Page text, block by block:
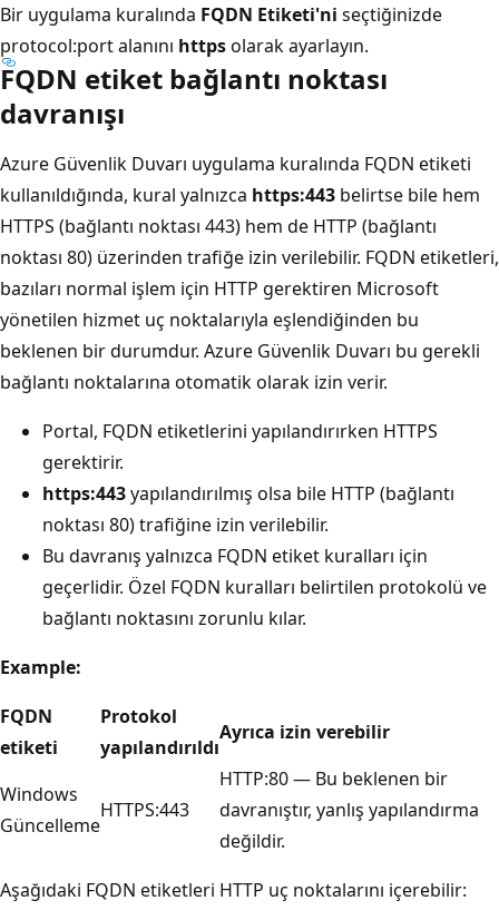
Bir uygulama kuralında FQDN Etiketi'ni seçtiğinizde
protocol:port alanını httpsolarak ayarlayın.
FQDN etiket bağlantı noktası
davranışı
Azure Güvenlik Duvarı uygulama kuralında FQDN etiketi
kullanıldığında, kural yalnızca https:443 belirtse bile hem
HTTPS (bağlantı noktası 443) hem de HTTP (bağlantı
noktası 80) üzerinden trafiğe izin verilebilir. FQDN etiketleri,
bazıları normal işlem için HTTP gerektiren Microsoft
yönetilen hizmet uç noktalarıyla eşlendiğinden bu
beklenen bir durumdur. Azure Güvenlik Duvarı bu gerekli
bağlantı noktalarına otomatik olarak izin verir.
Portal, FQDN etiketlerini yapılandırırken HTTPS
gerektirir.
https:443yapılandırılmış olsa bile HTTP (bağlantı
noktası 80) trafiğine izin verilebilir.
Bu davranış yalnızca FQDN etiket kuralları için
geçerlidir. Özel FQDN kuralları belirtilen protokolü ve
bağlantı noktasını zorunlu kılar.
Example:
FQDN
etiketi
Protokol
yapılandırıldı
Ayrıca izin verebilir
Windows
Güncelleme
HTTPS:443
HTTP:80 — Bu beklenen bir
davranıştır, yanlış yapılandırma
değildir.
Aşağıdaki FQDN etiketleri HTTP uç noktalarını içerebilir: